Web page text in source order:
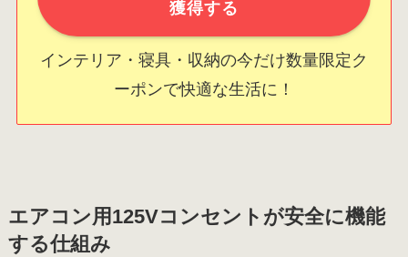
獲得する
インテリア・寝具・収納の今だけ数量限定ク
ーポンで快適な生活に！
エアコン用125Vコンセントが安全に機能
する仕組み